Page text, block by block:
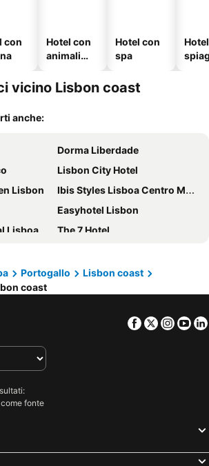
con
Hotel con
animali
Hotel con
spa
vicino Lisbon coast
anche:
Dorma Liberdade
Lisbon City Hotel
Lisbon
Ibis Styles Lisboa Centro Marquês de Pombal
Easyhotel Lisbon
Lisboa
The 7 Hotel
Hotel Roma
Hotels
Hills Hotel Lisboa
Portogallo
Lisbon coast
coast
Facebook
Twitter
fonte